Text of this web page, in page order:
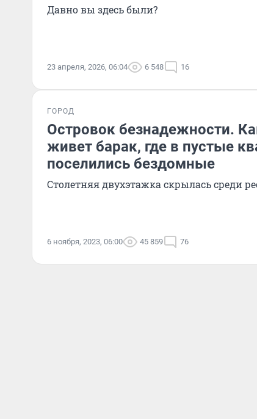
Давно вы здесь были?
23 апреля, 2026, 06:04 6 548 16
ГОРОД
Островок безнадежности.
живет барак, где в пустые
поселились бездомные
Столетняя двухэтажка скрылась среди
6 ноября, 2023, 06:00 45 859 76